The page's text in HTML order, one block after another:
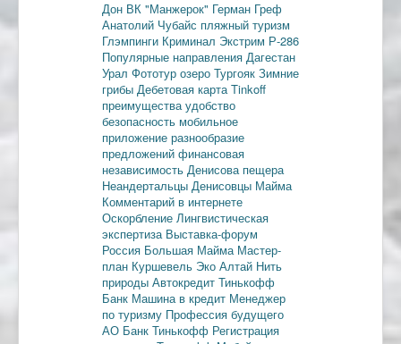
Дон ВК "Манжерок" Герман Греф
Анатолий Чубайс пляжный туризм
Глэмпинги Криминал Экстрим Р-286
Популярные направления Дагестан
Урал Фототур озеро Тургояк Зимние
грибы Дебетовая карта Tinkoff
преимущества удобство
безопасность мобильное
приложение разнообразие
предложений финансовая
независимость Денисова пещера
Неандертальцы Денисовцы Майма
Комментарий в интернете
Оскорбление Лингвистическая
экспертиза Выставка-форум
Россия Большая Майма Мастер-
план Куршевель Эко Алтай Нить
природы Автокредит Тинькофф
Банк Машина в кредит Менеджер
по туризму Профессия будущего
АО Банк Тинькофф Регистрация